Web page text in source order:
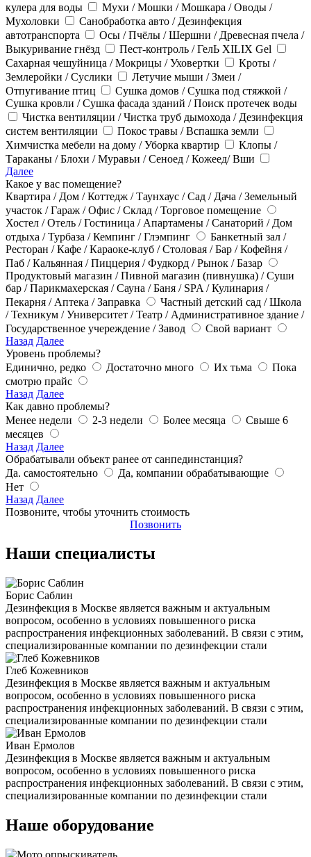
кулера для воды
Мухи / Мошки / Мошкара / Оводы /
Мухоловки
Санобработка авто / Дезинфекция
автотранспорта
Осы / Пчёлы / Шершни / Древесная пчела /
Выкуривание гнёзд
Пест-контроль / ГелЬ XILIX Gel
Сахарная чешуйница / Мокрицы / Уховертки
Кроты /
Землеройки / Суслики
Летучие мыши / Змеи /
Отпугивание птиц
Сушка домов / Сушка под стяжкой /
Сушка кровли / Сушка фасада зданий / Поиск протечек воды
Чистка вентиляции / Чистка труб дымохода / Дезинфекция
систем вентиляции
Покос травы / Вспашка земли
Химчистка мебели на дому / Уборка квартир
Клопы /
Тараканы / Блохи / Муравьи / Сеноед / Кожеед/ Вши
Далее
Какое у вас помещение?
Квартира / Дом / Коттедж / Таунхаус / Сад / Дача / Земельный
участок / Гараж / Офис / Склад / Торговое помещение
Хостел / Отель / Гостиница / Апартамены / Санаторий / Дом
отдыха / Турбаза / Кемпинг / Глэмпинг
Банкетный зал /
Ресторан / Кафе / Караоке-клуб / Столовая / Бар / Кофейня /
Паб / Кальянная / Пиццерия / Фудкорд / Рынок / Базар
Продуктовый магазин / Пивной магазин (пивнушка) / Суши
бар / Парикмахерская / Сауна / Баня / SPA / Кулинария /
Пекарня / Аптека / Заправка
Частный детский сад / Школа
/ Техникум / Университет / Театр / Административное здание /
Государственное учереждение / Завод
Свой вариант
Назад Далее
Уровень проблемы?
Единично, редко
Достаточно много Их тьма
Пока
смотрю прайс
Назад Далее
Как давно проблемы?
Менее недели
2-3 недели Более месяца
Свыше 6
месяцев
Назад Далее
Обрабатывали объект ранее от санпединстанция?
Да. самостоятельно
Да, компании обрабатывающие
Нет
Назад Далее
Позвоните, чтобы уточнить стоимость
Позвонить
Наши специалисты
Борис Саблин
Дезинфекция в Москве является важным и актуальным
вопросом, особенно в условиях повышенного риска
распространения инфекционных заболеваний. В связи с этим,
специализированные компании по дезинфекции стали
Глеб Кожевников
Дезинфекция в Москве является важным и актуальным
вопросом, особенно в условиях повышенного риска
распространения инфекционных заболеваний. В связи с этим,
специализированные компании по дезинфекции стали
Иван Ермолов
Дезинфекция в Москве является важным и актуальным
вопросом, особенно в условиях повышенного риска
распространения инфекционных заболеваний. В связи с этим,
специализированные компании по дезинфекции стали
Наше оборудование